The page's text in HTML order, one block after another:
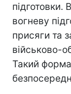
підготовки.
вогневу
присяги та
військово-
Такий